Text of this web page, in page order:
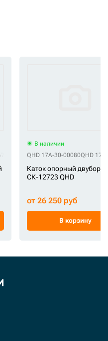
GE 3104912GE 310-4912GE 5802303
В наличии
QHD 17A-30-00080QHD
Каток опорный
СК-12723 QHD
от 26 250 руб
В корзину